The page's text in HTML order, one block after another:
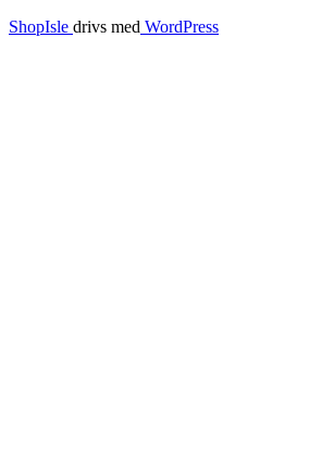
ShopIsle drivs med WordPress